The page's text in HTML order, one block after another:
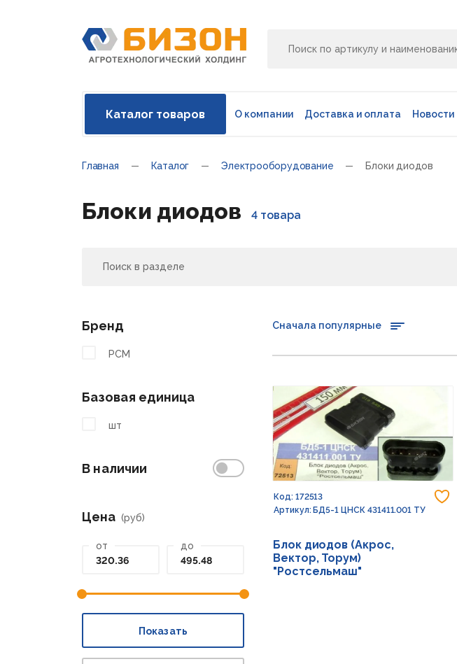
Каталог товаров О компании Доставка и оплата Новости
Главная Каталог Электрооборудование Блоки диодов
Блоки диодов 4 товара
Бренд
РСМ
Базовая единица
шт
В наличии
Цена (руб)
от до
Показать
Сначала популярные
Код: 172513
Артикул: БД5-1 ЦНСК 431411.001 ТУ
Блок диодов (Акрос,
Вектор, Торум)
"Ростсельмаш"